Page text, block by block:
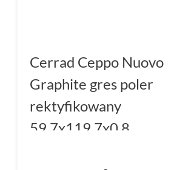
Cerrad Ceppo Nuovo
Graphite gres poler
rektyfikowany
59.7x119.7x0.8